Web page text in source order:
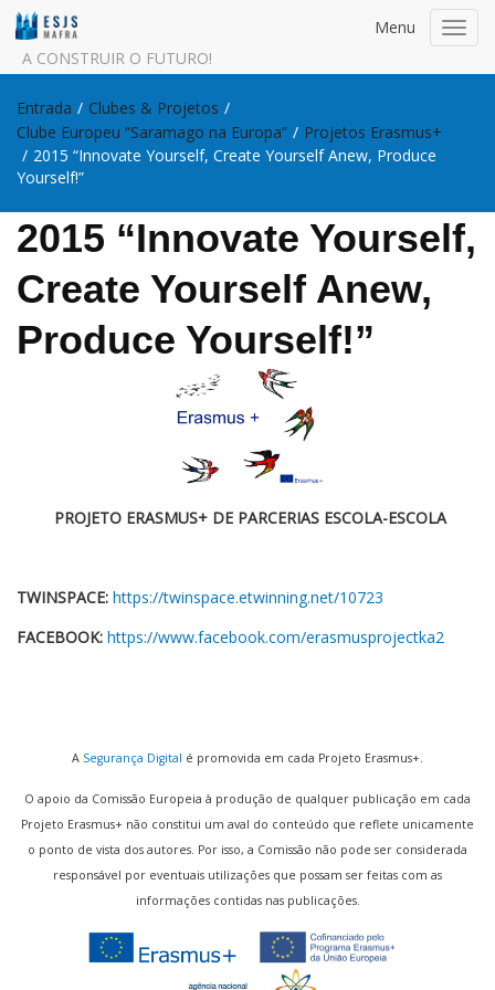
A CONSTRUIR O FUTURO!
Menu
Entrada / Clubes & Projetos /
Clube Europeu “Saramago na Europa” / Projetos Erasmus+
/ 2015 “Innovate Yourself, Create Yourself Anew, Produce
Yourself!”
2015 “Innovate Yourself,
Create Yourself Anew,
Produce Yourself!”
PROJETO ERASMUS+ DE PARCERIAS ESCOLA-ESCOLA
TWINSPACE: https://twinspace.etwinning.net/10723
FACEBOOK: https://www.facebook.com/erasmusprojectka2
A Segurança Digital é promovida em cada Projeto Erasmus+.
O apoio da Comissão Europeia à produção de qualquer publicação em cada
Projeto Erasmus+ não constitui um aval do conteúdo que reflete unicamente
o ponto de vista dos autores. Por isso, a Comissão não pode ser considerada
responsável por eventuais utilizações que possam ser feitas com as
informações contidas nas publicações.